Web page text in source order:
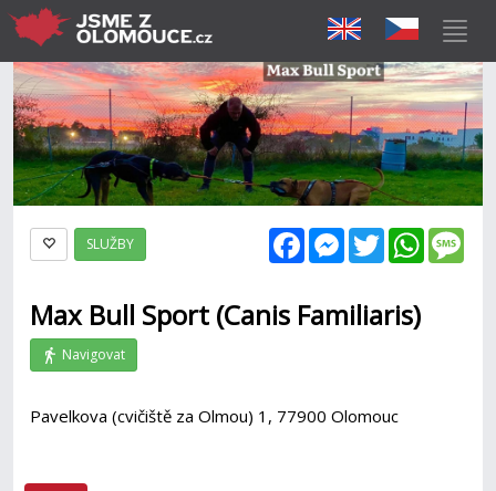
FacebookMessenger
Twitter
SLUŽBY
Max Bull Sport (Canis Familiaris)
Navigovat
Pavelkova (cvičiště za Olmou) 1, 77900 Olomouc